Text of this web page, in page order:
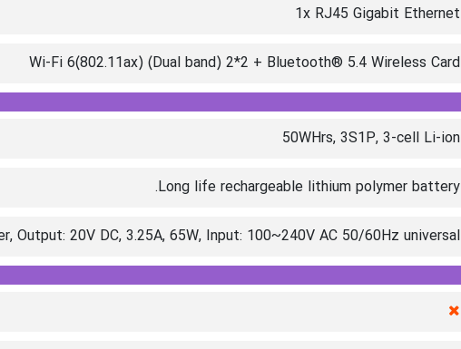
1x RJ45 Gigabit Ethernet
Wi-Fi 6(802.11ax) (Dual band) 2*2 + Bluetooth® 5.4 Wireless Card
50WHrs, 3S1P, 3-cell Li-ion
Long life rechargeable lithium polymer battery.
Output: 20V DC, 3.25A, 65W, Input: 100~240V AC 50/60Hz universal